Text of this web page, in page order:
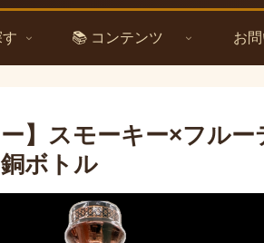
📚 コンテンツ お
】スモーキー×フル
ボトル